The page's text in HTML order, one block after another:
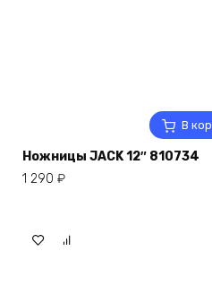
В
Ножницы JACK 12″ 810734
1 290 ₽